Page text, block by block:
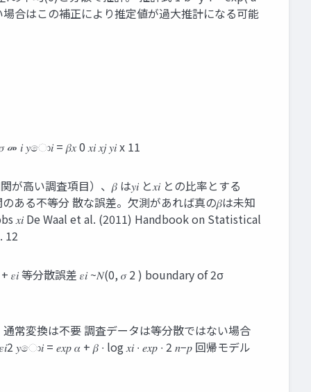
合はこの補正により推定値が過大推計になる可能
መ 𝑖 𝑦ො𝑖 = 𝛽𝑥 0 𝑥𝑖 𝑥𝑗 𝑦𝑖 x 11
高い調査項目）、𝛽 は𝑦𝑖 と𝑥𝑖 との比率とする
のある不等分 散な誤差。欠測があれば真の𝛽は未知
𝑥𝑖 De Waal et al. (2011) Handbook on Statistical
12
+ 𝜀𝑖 等分散誤差 𝜀𝑖 ~𝑁(0, 𝜎 2 ) boundary of 2σ
常変換は不要 調査データは等分散ではない場合
𝑦ො𝑖 = 𝑒𝑥𝑝 𝛼 + 𝛽 ∙ log 𝑥𝑖 ∙ 𝑒𝑥𝑝 ∙ 2 𝑛−𝑝 回帰モデル